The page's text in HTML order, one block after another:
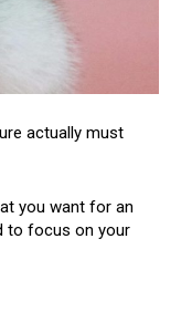
actually must
you want for an
to focus on your